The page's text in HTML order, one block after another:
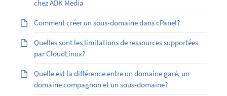
chez ADK Media
Comment créer un sous-domaine dans cPanel?
Quelles sont les limitations de ressources supportées
par CloudLinux?
Quelle est la différence entre un domaine garé, un
domaine compagnon et un sous-domaine?